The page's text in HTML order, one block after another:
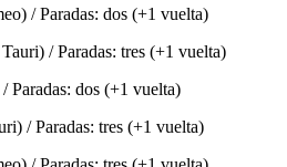
/ Paradas: dos (+1 vuelta)
/ Paradas: tres (+1 vuelta)
Paradas: dos (+1 vuelta)
/ Paradas: tres (+1 vuelta)